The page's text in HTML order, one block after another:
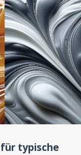
typische